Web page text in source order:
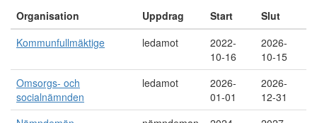
Organisation Uppdrag Start
Slut
Kommunfullmäktige
ledamot
2022-
10-16
2026-
10-15
Omsorgs- och
socialnämnden
ledamot
2026-
01-01
2026-
12-31